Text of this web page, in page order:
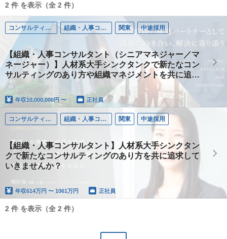
2 件 を表示（全 2 件）
コンサルティング 組織・人事コンサルタント 関東 中途採用
【組織・人事コンサルタント（シニアマネジャー／マ
ネージャー）】人材系大手シンクタンクで新たなコン
サルティングのあり方や組織マネジメントを共に追求
していきませんか？
年収10,000,000円 〜 正社員
コンサルティング 組織・人事コンサルタント 関東 中途採用
【組織・人事コンサルタント】人材系大手シンクタン
クで新たなコンサルティングのあり方を共に追求して
いきませんか？
年収614万円 〜 1061万円 正社員
2 件 を表示（全 2 件）